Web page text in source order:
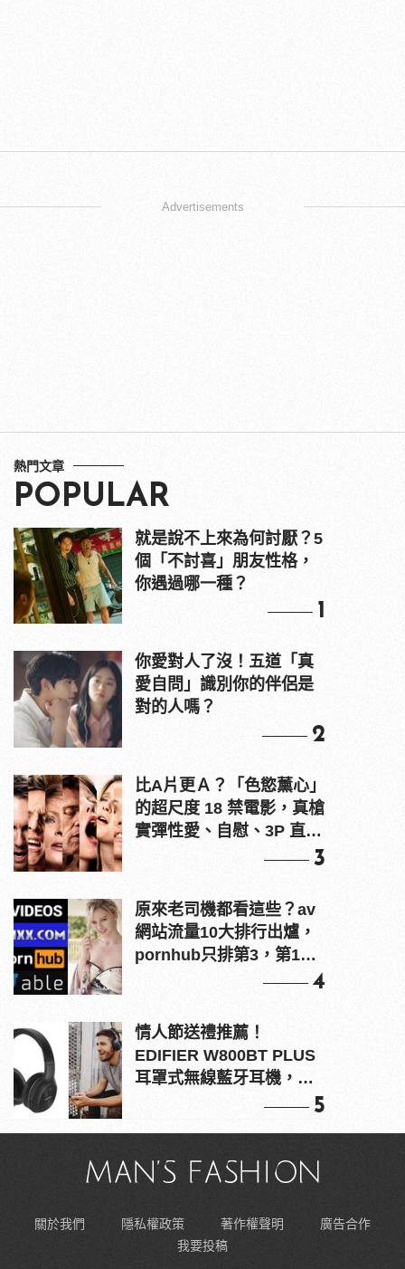
Advertisements
熱門文章
POPULAR
就是說不上來為何討厭？5
個「不討喜」朋友性格，
你遇過哪一種？
1
你愛對人了沒！五道「真
愛自問」識別你的伴侶是
對的人嗎？
2
比A片更Ａ？「色慾薰心」
的超尺度 18 禁電影，真槍
實彈性愛、自慰、3P 直接
3
原來老司機都看這些？av
網站流量10大排行出爐，
pornhub只排第3，第1名
4
情人節送禮推薦！
EDIFIER W800BT PLUS
耳罩式無線藍牙耳機，在
5
關於我們 隱私權政策 著作權聲明
廣告合作
我要投稿